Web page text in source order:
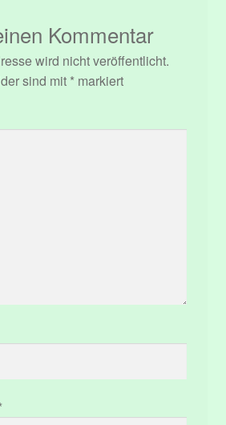
Kommentar
wird nicht veröffentlicht.
sind mit *markiert